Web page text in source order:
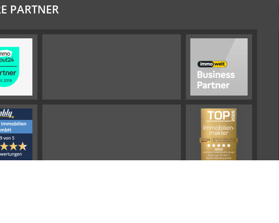
PARTNER